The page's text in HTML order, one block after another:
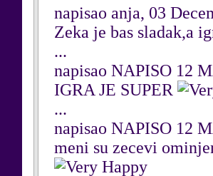
napisao anja, 03
Zeka je bas sladak,a
...
napisao NAPISO 12
IGRA JE SUPER
...
napisao NAPISO 12
meni su zecevi